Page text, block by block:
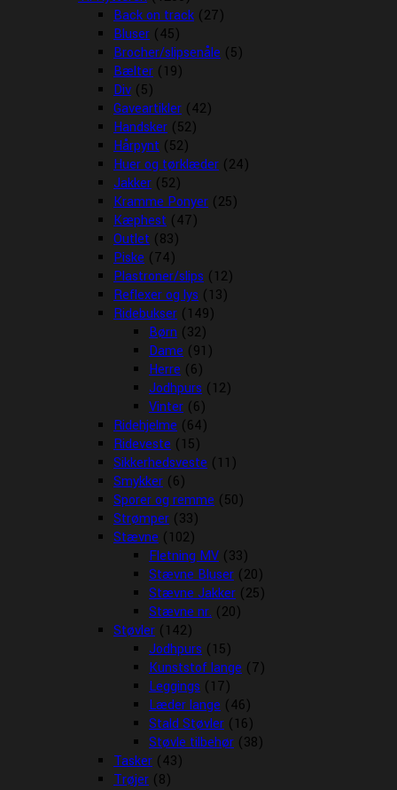
Back on track (27)
Bluser (45)
Brocher/slipsenåle (5)
Bælter (19)
Div (5)
Gaveartikler (42)
Handsker (52)
Hårpynt (52)
Huer og tørklæder (24)
Jakker (52)
Kramme Ponyer (25)
Kæphest (47)
Outlet (83)
Piske (74)
Plastroner/slips (12)
Reflexer og lys (13)
Ridebukser (149)
Børn (32)
Dame (91)
Herre (6)
Jodhpurs (12)
Vinter (6)
Ridehjelme (64)
Rideveste (15)
Sikkerhedsveste (11)
Smykker (6)
Sporer og remme (50)
Strømper (33)
Stævne (102)
Fletning MV (33)
Stævne Bluser (20)
Stævne Jakker (25)
Stævne nr. (20)
Støvler (142)
Jodhpurs (15)
Kunststof lange (7)
Leggings (17)
Læder lange (46)
Stald Støvler (16)
Støvle tilbehør (38)
Tasker (43)
Trøjer (8)